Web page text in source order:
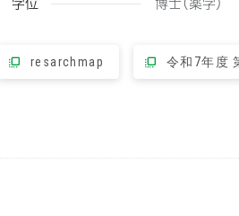
学位
博士（薬学）
resarchmap 令和7年度